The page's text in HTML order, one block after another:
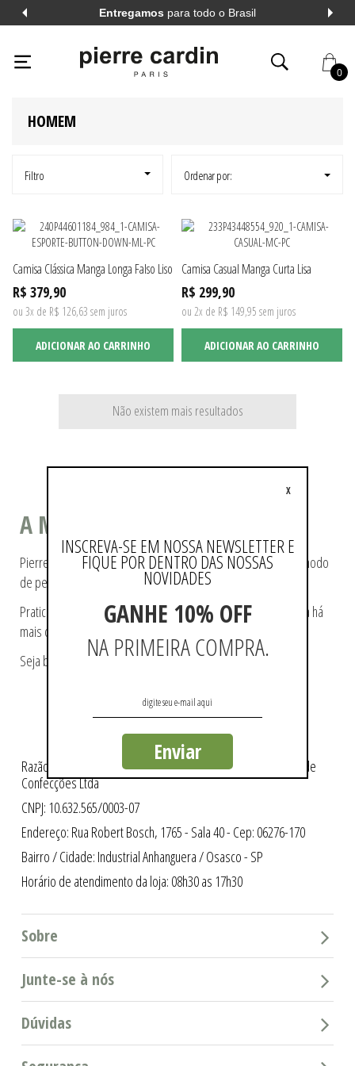
Entregamos para todo o Brasil
0
LONGA VER TODOS
CURTA VER TODOS
PIERRECARDIN HOMEM
Filtro
HOMEM
Ordenar por:
Camisa Clássica Manga Longa Falso Liso
R$ 379,90
ou 3x de R$ 126,63 sem juros
ADICIONAR AO CARRINHO
Camisa Casual Manga Curta Lisa
R$ 299,90
ou 2x de R$ 149,95 sem juros
ADICIONAR AO CARRINHO
Não existem mais resultados
A MODA COMO ESTILO DE VIDA
Pierre Cardin ajudou a tecer a história da moda, pioneiro no modo
de pensá-la e de reproduzi-la.
Praticidade e modernidade fazem parte da essência da marca há
mais de 60 anos.
Seja bem-vindo a loja oficial Pierre Cardin no Brasil.
Razão Social: Intergriffes São Cristóvão Indústria e Comércio de
Confecções Ltda
CNPJ: 10.632.565/0003-07
Endereço: Rua Robert Bosch, 1765 - Sala 40 - Cep: 06276-170
Bairro / Cidade: Industrial Anhanguera / Osasco - SP
Horário de atendimento da loja: 08h30 as 17h30
Sobre
Junte-se à nós
Dúvidas
INSCREVA-SE EM NOSSA NEWSLETTER E
FIQUE POR DENTRO DAS NOSSAS
NOVIDADES
GANHE 10% OFF
NA PRIMEIRA COMPRA.
Enviar
X